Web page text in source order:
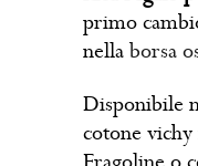
primo
nellaborsa
Disponibile
cotone